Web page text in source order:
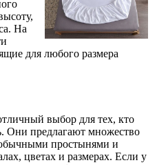
На
для любого размера
выбор для тех, кто
Они предлагают множество
простынями и
цветах и размерах. Если у